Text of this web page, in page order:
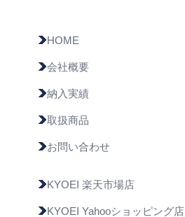
HOME
会社概要
納入実績
取扱商品
お問い合わせ
KYOEI 楽天市場店
KYOEI Yahooショッピング店